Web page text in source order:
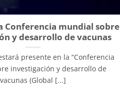
Conferencia mundial sobre
y desarrollo de vacunas
presente en la “Conferencia
investigación y desarrollo de
vacunas (Global [...]